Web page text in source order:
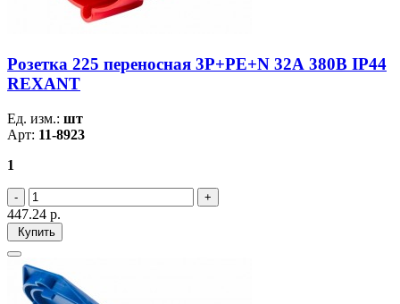
Розетка 225 переносная 3Р+РЕ+N 32А 380В IP44
REXANT
Ед. изм.: шт
Арт: 11-8923
1
447.24 р.
Купить